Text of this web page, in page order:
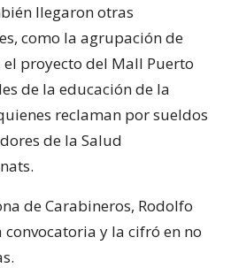
llegaron otras
como la agrupación de
proyecto del Mall Puerto
de la educación de la
reclaman por sueldos
de la Salud
de Carabineros, Rodolfo
convocatoria y la cifró en no